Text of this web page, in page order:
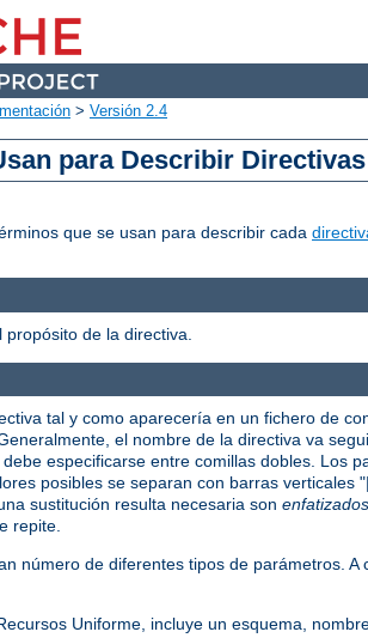
> Versión 2.4
para Describir Directivas
que se usan para describir cada
de la directiva.
tal y como aparecería en un fichero de
el nombre de la directiva va
especificarse entre comillas dobles. Los
posibles se separan con barras
sustitución resulta necesaria son enfatizados
repite.
número de diferentes tipos de parámetros.
Uniforme, incluye un esquema,